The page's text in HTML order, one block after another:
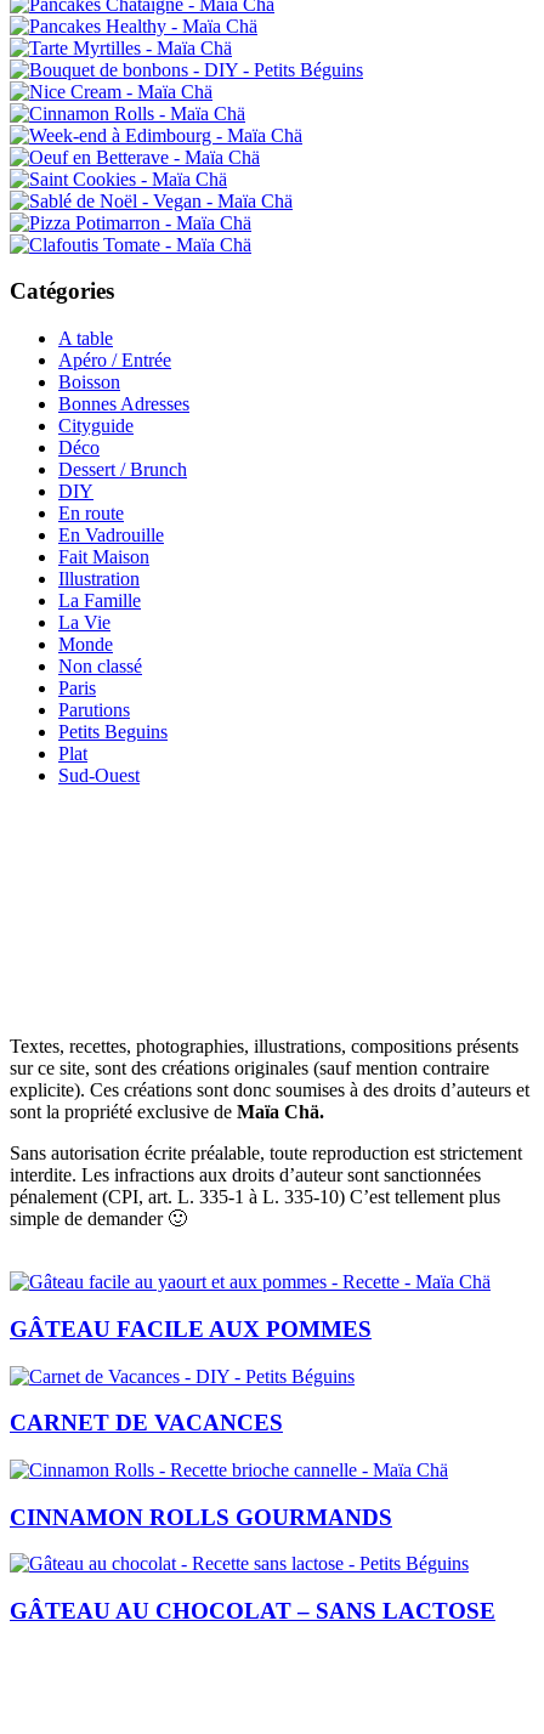
Catégories
A table
Apéro / Entrée
Boisson
Bonnes Adresses
Cityguide
Déco
Dessert / Brunch
DIY
En route
En Vadrouille
Fait Maison
Illustration
La Famille
La Vie
Monde
Non classé
Paris
Parutions
Petits Beguins
Plat
Sud-Ouest
Textes, recettes, photographies, illustrations, compositions présents
sur ce site, sont des créations originales (sauf mention contraire
explicite). Ces créations sont donc soumises à des droits d’auteurs et
sont la propriété exclusive de Maïa Chä.
Sans autorisation écrite préalable, toute reproduction est strictement
interdite. Les infractions aux droits d’auteur sont sanctionnées
pénalement (CPI, art. L. 335-1 à L. 335-10) C’est tellement plus
simple de demander 🙂
GÂTEAU FACILE AUX POMMES
CARNET DE VACANCES
CINNAMON ROLLS GOURMANDS
GÂTEAU AU CHOCOLAT – SANS LACTOSE